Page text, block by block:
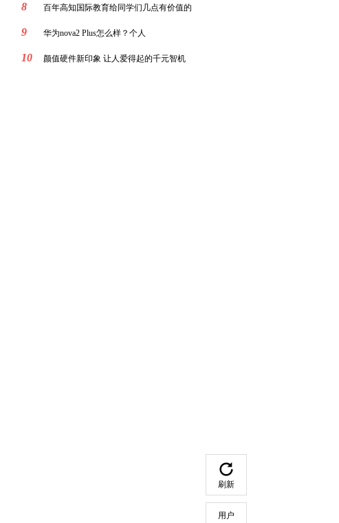
8 百年高知国际教育给同学们几点有价值的
9 华为nova2 Plus怎么样？个人
10 颜值硬件新印象 让人爱得起的千元智机
刷新
用户